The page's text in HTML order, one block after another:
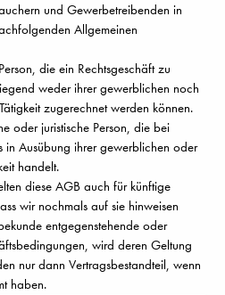
und Gewerbetreibenden in
Allgemeinen
die ein Rechtsgeschäft zu
weder ihrer gewerblichen noch
zugerechnet werden können.
oder juristische Person, die bei
in Ausübung ihrer gewerblichen oder
handelt.
diese AGB auch für künftige
wir nochmals auf sie hinweisen
entgegenstehende oder
wird deren Geltung
nur dann Vertragsbestandteil, wenn
haben.